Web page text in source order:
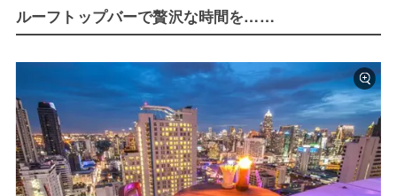
ルーフトップバーで贅沢な時間を……